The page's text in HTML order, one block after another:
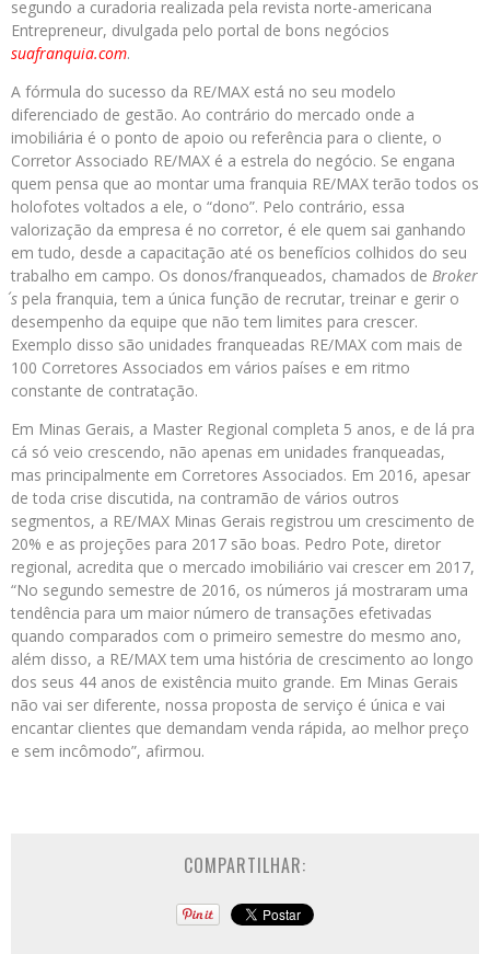
segundo a curadoria realizada pela revista norte-americana
Entrepreneur, divulgada pelo portal de bons negócios
suafranquia.com.
A fórmula do sucesso da RE/MAX está no seu modelo
diferenciado de gestão. Ao contrário do mercado onde a
imobiliária é o ponto de apoio ou referência para o cliente, o
Corretor Associado RE/MAX é a estrela do negócio. Se engana
quem pensa que ao montar uma franquia RE/MAX terão todos os
holofotes voltados a ele, o “dono”. Pelo contrário, essa
valorização da empresa é no corretor, é ele quem sai ganhando
em tudo, desde a capacitação até os benefícios colhidos do seu
trabalho em campo. Os donos/franqueados, chamados de Broker
´s pela franquia, tem a única função de recrutar, treinar e gerir o
desempenho da equipe que não tem limites para crescer.
Exemplo disso são unidades franqueadas RE/MAX com mais de
100 Corretores Associados em vários países e em ritmo
constante de contratação.
Em Minas Gerais, a Master Regional completa 5 anos, e de lá pra
cá só veio crescendo, não apenas em unidades franqueadas,
mas principalmente em Corretores Associados. Em 2016, apesar
de toda crise discutida, na contramão de vários outros
segmentos, a RE/MAX Minas Gerais registrou um crescimento de
20% e as projeções para 2017 são boas. Pedro Pote, diretor
regional, acredita que o mercado imobiliário vai crescer em 2017,
“No segundo semestre de 2016, os números já mostraram uma
tendência para um maior número de transações efetivadas
quando comparados com o primeiro semestre do mesmo ano,
além disso, a RE/MAX tem uma história de crescimento ao longo
dos seus 44 anos de existência muito grande. Em Minas Gerais
não vai ser diferente, nossa proposta de serviço é única e vai
encantar clientes que demandam venda rápida, ao melhor preço
e sem incômodo”, afirmou.
COMPARTILHAR: